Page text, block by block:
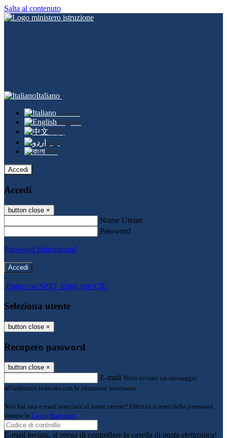
Salta al contenuto
Italiano
Italiano
English
中文
اردو
বাংলা
Accedi
Accedi
button close ×
Nome Utente
Password
Password dimenticata?
-
Entra con SPID Entra con CIE
Seleziona utente
button close ×
Recupero password
button close ×
E-mail Verrà inviato un messaggio
all'indirizzo indicato con le istruzioni necessarie.
Non hai una e-mail associata al nome utente? Effettua il reset della password
tramite la Login Spaggiari
E-mail inviata, si prega di controllare la casella di posta elettronica!